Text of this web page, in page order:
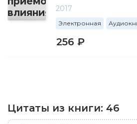
2017
Электронная
256 ₽
Цитаты из книги: 46